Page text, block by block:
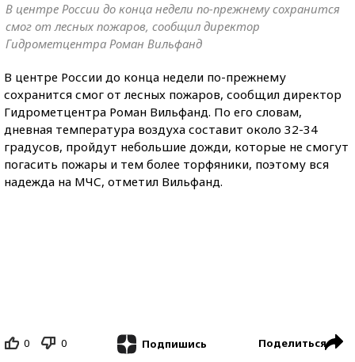
В центре России до конца недели по-прежнему сохранится
смог от лесных пожаров, сообщил директор
Гидрометцентра Роман Вильфанд
В центре России до конца недели по-прежнему
сохранится смог от лесных пожаров, сообщил директор
Гидрометцентра Роман Вильфанд. По его словам,
дневная температура воздуха составит около 32-34
градусов, пройдут небольшие дожди, которые не смогут
погасить пожары и тем более торфяники, поэтому вся
надежда на МЧС, отметил Вильфанд.
0 0 Подпишись Поделиться